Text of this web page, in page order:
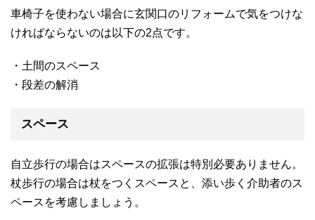
車椅子を使わない場合に玄関口のリフォームで気をつけな
ければならないのは以下の2点です。
・土間のスペース
・段差の解消
スペース
自立歩行の場合はスペースの拡張は特別必要ありません。
杖歩行の場合は杖をつくスペースと、添い歩く介助者のス
ペースを考慮しましょう。